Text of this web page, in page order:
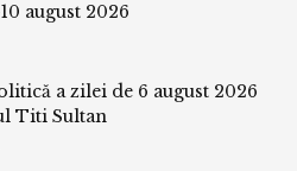
august 2026
a zilei de 6 august 2026
Titi Sultan